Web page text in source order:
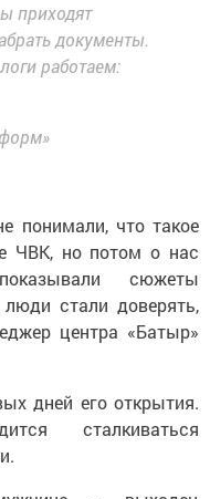
приходят
документы.
работаем:
понимали, что такое
ЧВК, но потом о нас
сюжеты
стали доверять,
центра «Батыр»
дней его открытия.
сталкиваться